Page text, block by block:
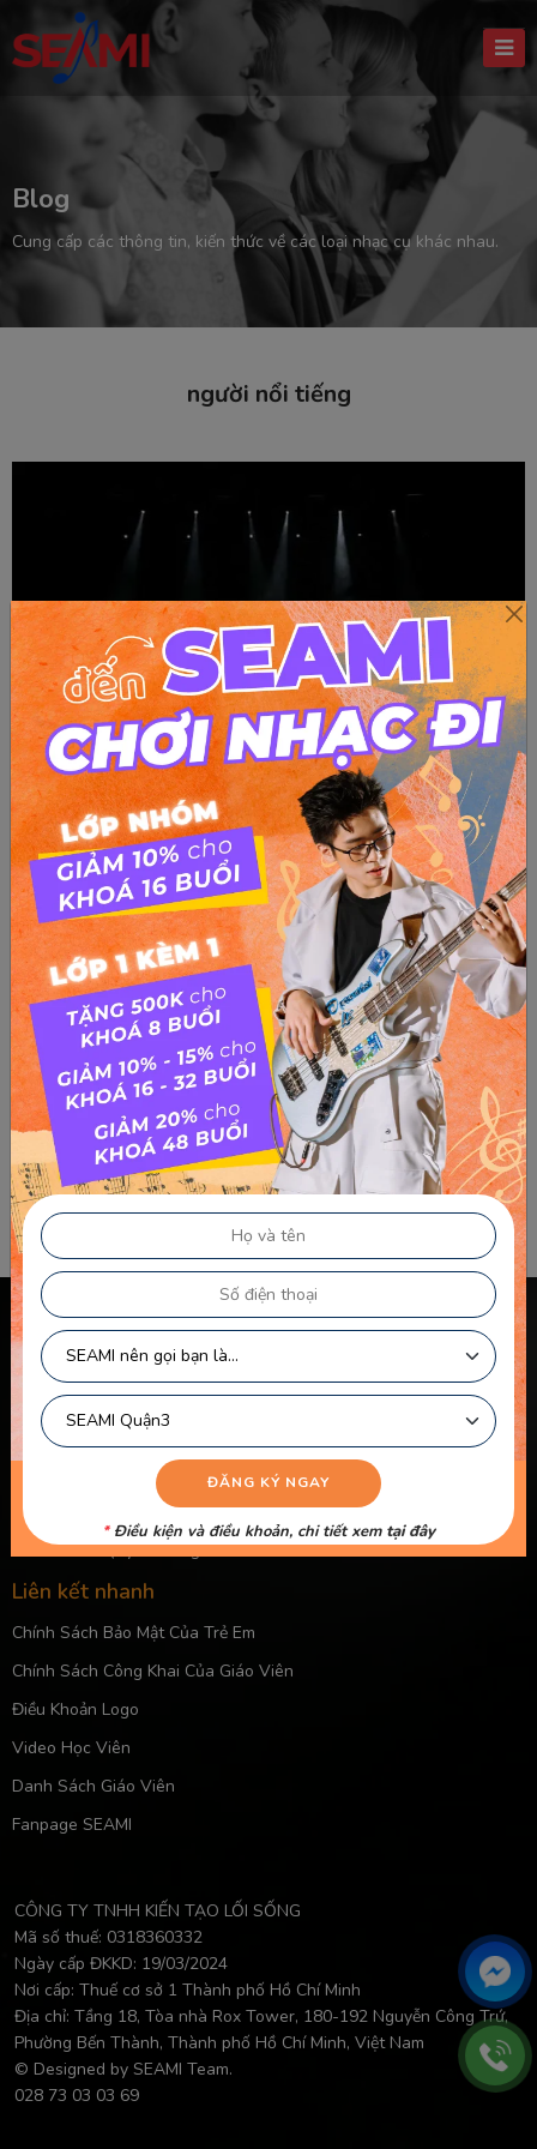
Blog
Cung cấp các thông tin, kiến thức về các loại nhạc cụ khác nhau.
người nổi tiếng
Trở thành người nổi tiếng: Lợi hay hại?
Trở thành một ca sĩ nhạc pop được nhiều người biết đến
như Michael Jackson? Trở thành một cầu thủ bóng đá huyền
thoại như Maradona hay giàu có như Bill Gates?Nếu có ai đặt
ra câu hỏi đó cho bạn, chắc hẳn ít ai không mơ ước mình
được...
Top 3 cung hoàng đạo nào sẽ dễ nổi tiếng nhất?
Cung hoàng đạo nào sẽ dễ nổi tiếng nhất nếu lấn sân vào
showbiz? Cùng SEAMI khám phá xem cung hoàng đạo nào
sở hữu tiềm năng tỏa sáng nhất nếu gia nhập ngành giải trí
nhé! Quán quân: CUNG SƯ TỬ Sư Tử là chòm sao nghiện sự
chú...
Chính sách & điều khoản
Thông Tin Chủ Sở Hữu Website
Điều Khoản Dành Cho Học Viên Và Gia Sư – Giảng Viên
Điều khoản Dành cho HLV-Giáo Viên
Chính Sách Sử Dụng Cookie
Chính Sách Bảo Mật
Chính Sách Quyền Riêng Tư
Liên kết nhanh
Chính Sách Bảo Mật Của Trẻ Em
Chính Sách Công Khai Của Giáo Viên
Điều Khoản Logo
Video Học Viên
Danh Sách Giáo Viên
Fanpage SEAMI
CÔNG TY TNHH KIẾN TẠO LỐI SỐNG
Mã số thuế: 0318360332
Ngày cấp ĐKKD: 19/03/2024
Nơi cấp: Thuế cơ sở 1 Thành phố Hồ Chí Minh
Địa chỉ: Tầng 18, Tòa nhà Rox Tower, 180-192 Nguyễn Công Trứ,
Phường Bến Thành, Thành phố Hồ Chí Minh, Việt Nam
© Designed by SEAMI Team.
028 73 03 03 69
*Điều kiện và điều khoản, chi tiết xem tại đây